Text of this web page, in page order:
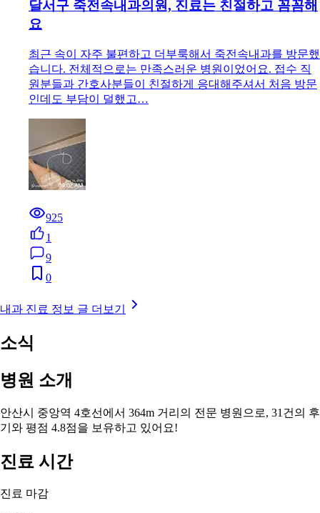
달서구 죽전속내과의원, 진료는 친절하고 꼼꼼해
요
최근 속이 자주 불편하고 더부룩해서 죽전속내과를 방문했
습니다. 전체적으로는 만족스러운 병원이었어요. 접수 직
원분들과 간호사분들이 친절하게 응대해주셔서 처음 방문
인데도 부담이 덜했고…
925
1
9
0
내과 진료 정보 글 더보기
소식
병원 소개
안산시 중앙역 4호선에서 364m 거리의 전문 병원으로, 31건의 후
기와 평점 4.8점을 보유하고 있어요!
진료 시간
진료 마감